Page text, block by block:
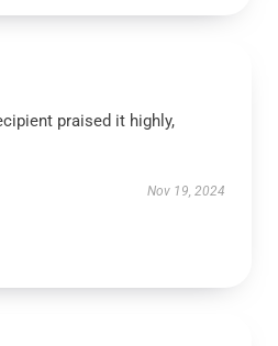
praised it highly,
Nov 19, 2024